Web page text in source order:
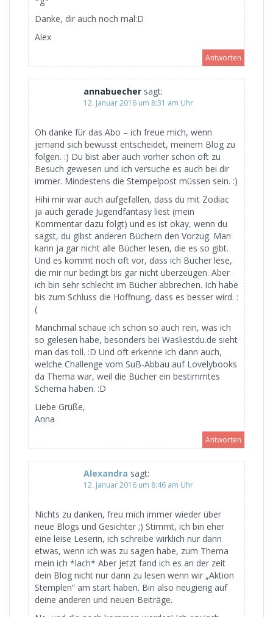
Danke, dir auch noch mal:D
Alex
Antworten
annabuecher sagt:
12. Januar 2016 um 8:31 am Uhr
Oh danke für das Abo – ich freue mich, wenn
jemand sich bewusst entscheidet, meinem Blog zu
folgen. :) Du bist aber auch vorher schon oft zu
Besuch gewesen und ich versuche es auch bei dir
immer. Mindestens die Stempelpost müssen sein. :)
Hihi mir war auch aufgefallen, dass du mit Zodiac
ja auch gerade Jugendfantasy liest (mein
Kommentar dazu folgt) und es ist okay, wenn du
sagst, du gibst anderen Büchern den Vorzug. Man
kann ja gar nicht alle Bücher lesen, die es so gibt.
Und es kommt noch oft vor, dass ich Bücher lese,
die mir nur bedingt bis gar nicht überzeugen. Aber
ich bin sehr schlecht im Bücher abbrechen. Ich habe
bis zum Schluss die Hoffnung, dass es besser wird. :
(
Manchmal schaue ich schon so auch rein, was ich
so gelesen habe, besonders bei Wasliestdu.de sieht
man das toll. :D Und oft erkenne ich dann auch,
welche Challenge vom SuB-Abbau auf Lovelybooks
da Thema war, weil die Bücher ein bestimmtes
Schema haben. :D
Liebe Grüße,
Anna
Antworten
Alexandra sagt:
12. Januar 2016 um 8:46 am Uhr
Nichts zu danken, freu mich immer wieder über
neue Blogs und Gesichter ;) Stimmt, ich bin eher
eine leise Leserin, ich schreibe wirklich nur dann
etwas, wenn ich was zu sagen habe, zum Thema
mein ich *lach* Aber jetzt fand ich es an der zeit
dein Blog nicht nur dann zu lesen wenn wir „Aktion
Stemplen“ am start haben. Bin also neugierig auf
deine anderen und neuen Beiträge.